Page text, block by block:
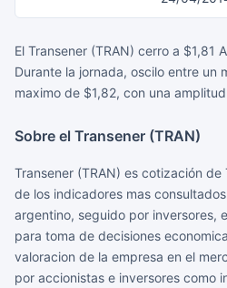
El Transener (TRAN) cerro a $1,81
Durante la jornada, oscilo entre un
maximo de $1,82, con una
Sobre el Transener (TRAN)
Transener (TRAN) es cotización de
de los indicadores mas
argentino, seguido por inversores,
para toma de decisiones
valoracion de la empresa en el
por accionistas e inversores como